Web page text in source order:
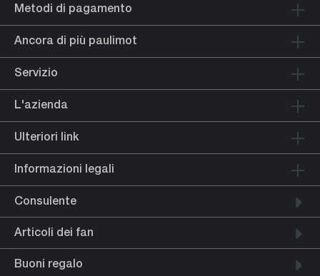
Metodi di pagamento
Ancora di più paulimot
Servizio
L'azienda
Ulteriori link
Informazioni legali
Consulente
Articoli dei fan
Buoni regalo